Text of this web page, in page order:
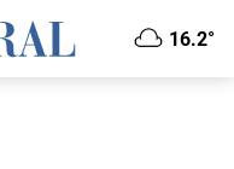
16.2°